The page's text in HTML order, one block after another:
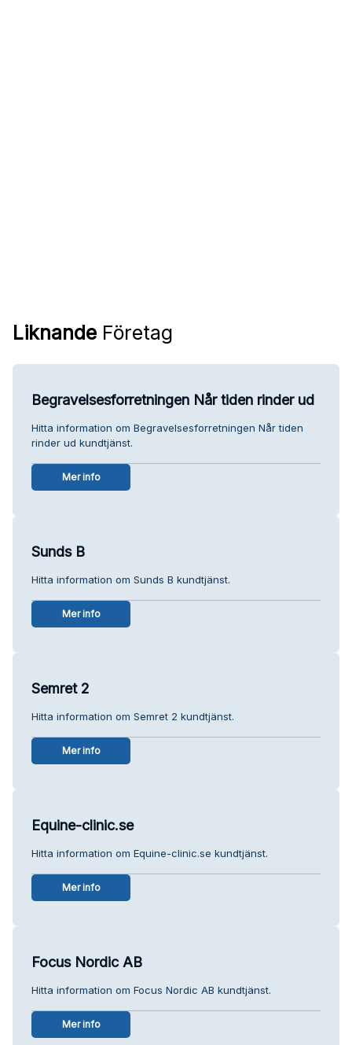
Liknande Företag
Begravelsesforretningen Når tiden rinder ud
Hitta information om Begravelsesforretningen Når tiden
rinder ud kundtjänst.
Mer info
Sunds B
Hitta information om Sunds B kundtjänst.
Mer info
Semret 2
Hitta information om Semret 2 kundtjänst.
Mer info
Equine-clinic.se
Hitta information om Equine-clinic.se kundtjänst.
Mer info
Focus Nordic AB
Hitta information om Focus Nordic AB kundtjänst.
Mer info